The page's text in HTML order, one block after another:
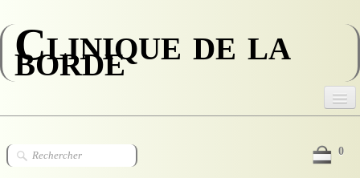
Clinique de la
borde
0